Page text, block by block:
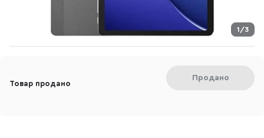
1/3
Товар продано
Продано